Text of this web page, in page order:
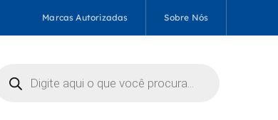
Marcas Autorizadas Sobre Nós
produtos